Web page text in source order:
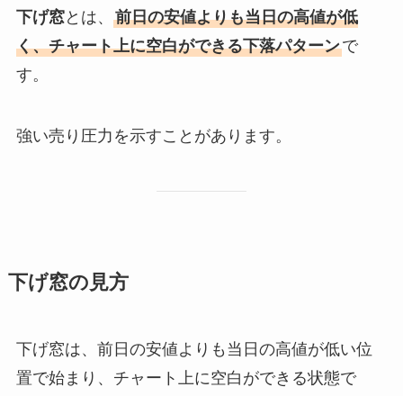
下げ窓とは、 前日の安値よりも当日の高値が低
く、チャート上に空白ができる下落パターンで
す。
強い売り圧力を示すことがあります。
下げ窓の見方
下げ窓は、前日の安値よりも当日の高値が低い位
置で始まり、チャート上に空白ができる状態で